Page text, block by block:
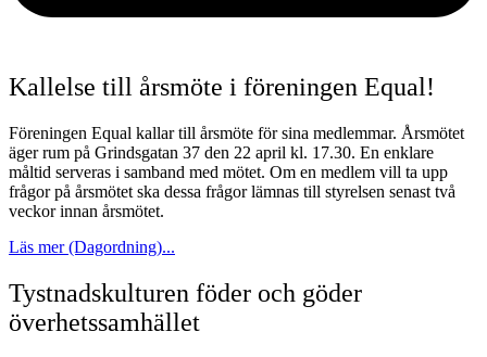
Kallelse till årsmöte i föreningen Equal!
Föreningen Equal kallar till årsmöte för sina medlemmar. Årsmötet
äger rum på Grindsgatan 37 den 22 april kl. 17.30. En enklare
måltid serveras i samband med mötet. Om en medlem vill ta upp
frågor på årsmötet ska dessa frågor lämnas till styrelsen senast två
veckor innan årsmötet.
Läs mer (Dagordning)...
Tystnadskulturen föder och göder
överhetssamhället